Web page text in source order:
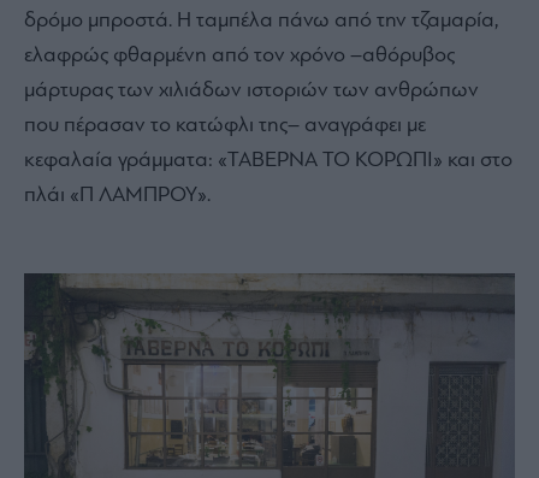
δρόμο μπροστά. Η ταμπέλα πάνω από την τζαμαρία,
ελαφρώς φθαρμένη από τον χρόνο –αθόρυβος
μάρτυρας των χιλιάδων ιστοριών των ανθρώπων
που πέρασαν το κατώφλι της– αναγράφει με
κεφαλαία γράμματα: «ΤΑΒΕΡΝΑ ΤΟ ΚΟΡΩΠΙ» και στο
πλάι «Π ΛΑΜΠΡΟΥ».